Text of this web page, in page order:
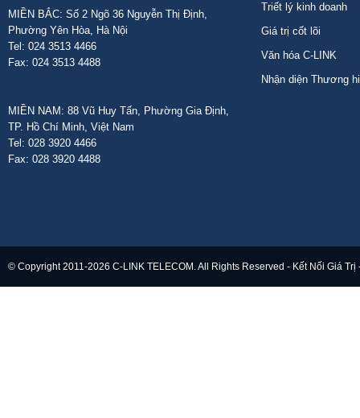
MIỀN BẮC: Số 2 Ngõ 36 Nguyễn Thị Định,
Phường Yên Hòa, Hà Nội
Tel: 024 3513 4466
Fax: 024 3513 4488
MIỀN NAM: 88 Vũ Huy Tấn, Phường Gia Định,
TP. Hồ Chí Minh, Việt Nam
Tel: 028 3920 4466
Fax: 028 3920 4488
Triết lý kinh doanh
Giá trị cốt lõi
Văn hóa C-LINK
Nhận diện Thương
© Copyright 2011-2026 C-LINK TELECOM. All Rights Reserved - Kết Nối Giá